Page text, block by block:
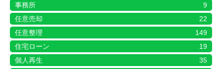
事務所
9
任意売却
22
任意整理
149
住宅ローン
19
個人再生
35